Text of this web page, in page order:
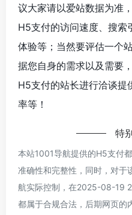
议大家请以爱站数据为准
H5支付的访问速度、搜索
体验等；当然要评估一个
据您自身的需求以及需要
H5支付的站长进行洽谈提
率等！
特
本站1001导航提供的H5支付
准确性和完整性，同时，对于
航实际控制，在2025-08-19
都属于合规合法，后期网页的